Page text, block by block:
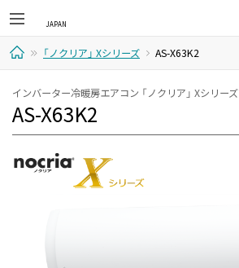
ー
「ノクリア」 Xシリーズ AS-X63K2
インバーター冷暖房エアコン 「ノクリア」 Xシリーズ
AS-X63K2